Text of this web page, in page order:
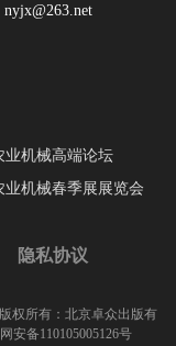
业机械高端论坛
业机械春季展展览会
隐私协议
版权所有：北京卓众出版有
安备110105005126号